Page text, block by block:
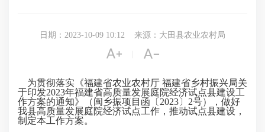
日期：2023-10-09 10:12 来源：大田县农业农村局
 
为贯彻落实《福建省农业农村厅 福建省乡村振兴局关
于印发2023年福建省高质量发展庭院经济试点县建设工
作方案的通知》（闽乡振项目函〔2023〕2号），做好
我县高质量发展庭院经济试点工作，推动试点县建设，
制定本工作方案。